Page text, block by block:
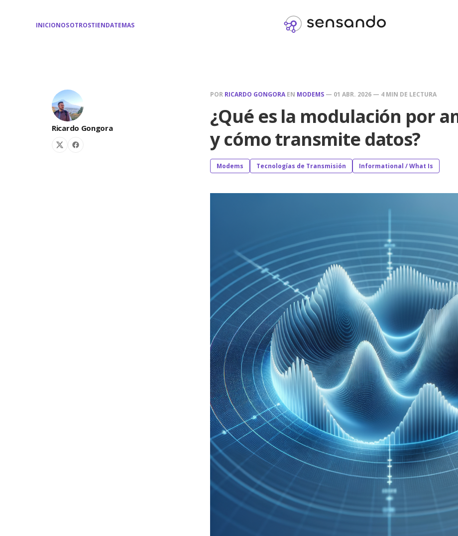
INICIONOSOTROSTIENDATEMAS
Ricardo Gongora
POR RICARDO GONGORA EN MODEMS — 01 ABR. 2026 — 4 MIN DE LECTURA
¿Qué es la modulación por
y cómo transmite datos?
Modems Tecnologías de Transmisión Informational / What Is